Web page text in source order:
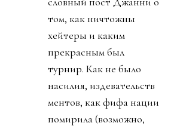
том, как ничтожны
хейтеры и каким
прекрасным был
турнир. Как не было
насилия, издевательств
ментов, как фифа нации
помирила (возможно,